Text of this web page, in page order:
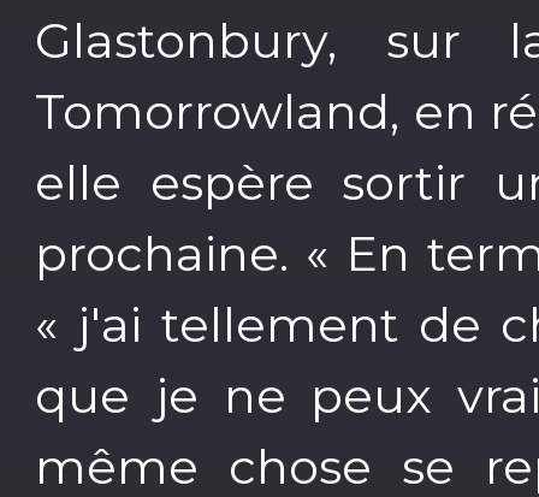
Glastonbury, sur
Tomorrowland, en
elle espère sortir
prochaine. « En
« j'ai tellement de
que je ne peux
même chose se